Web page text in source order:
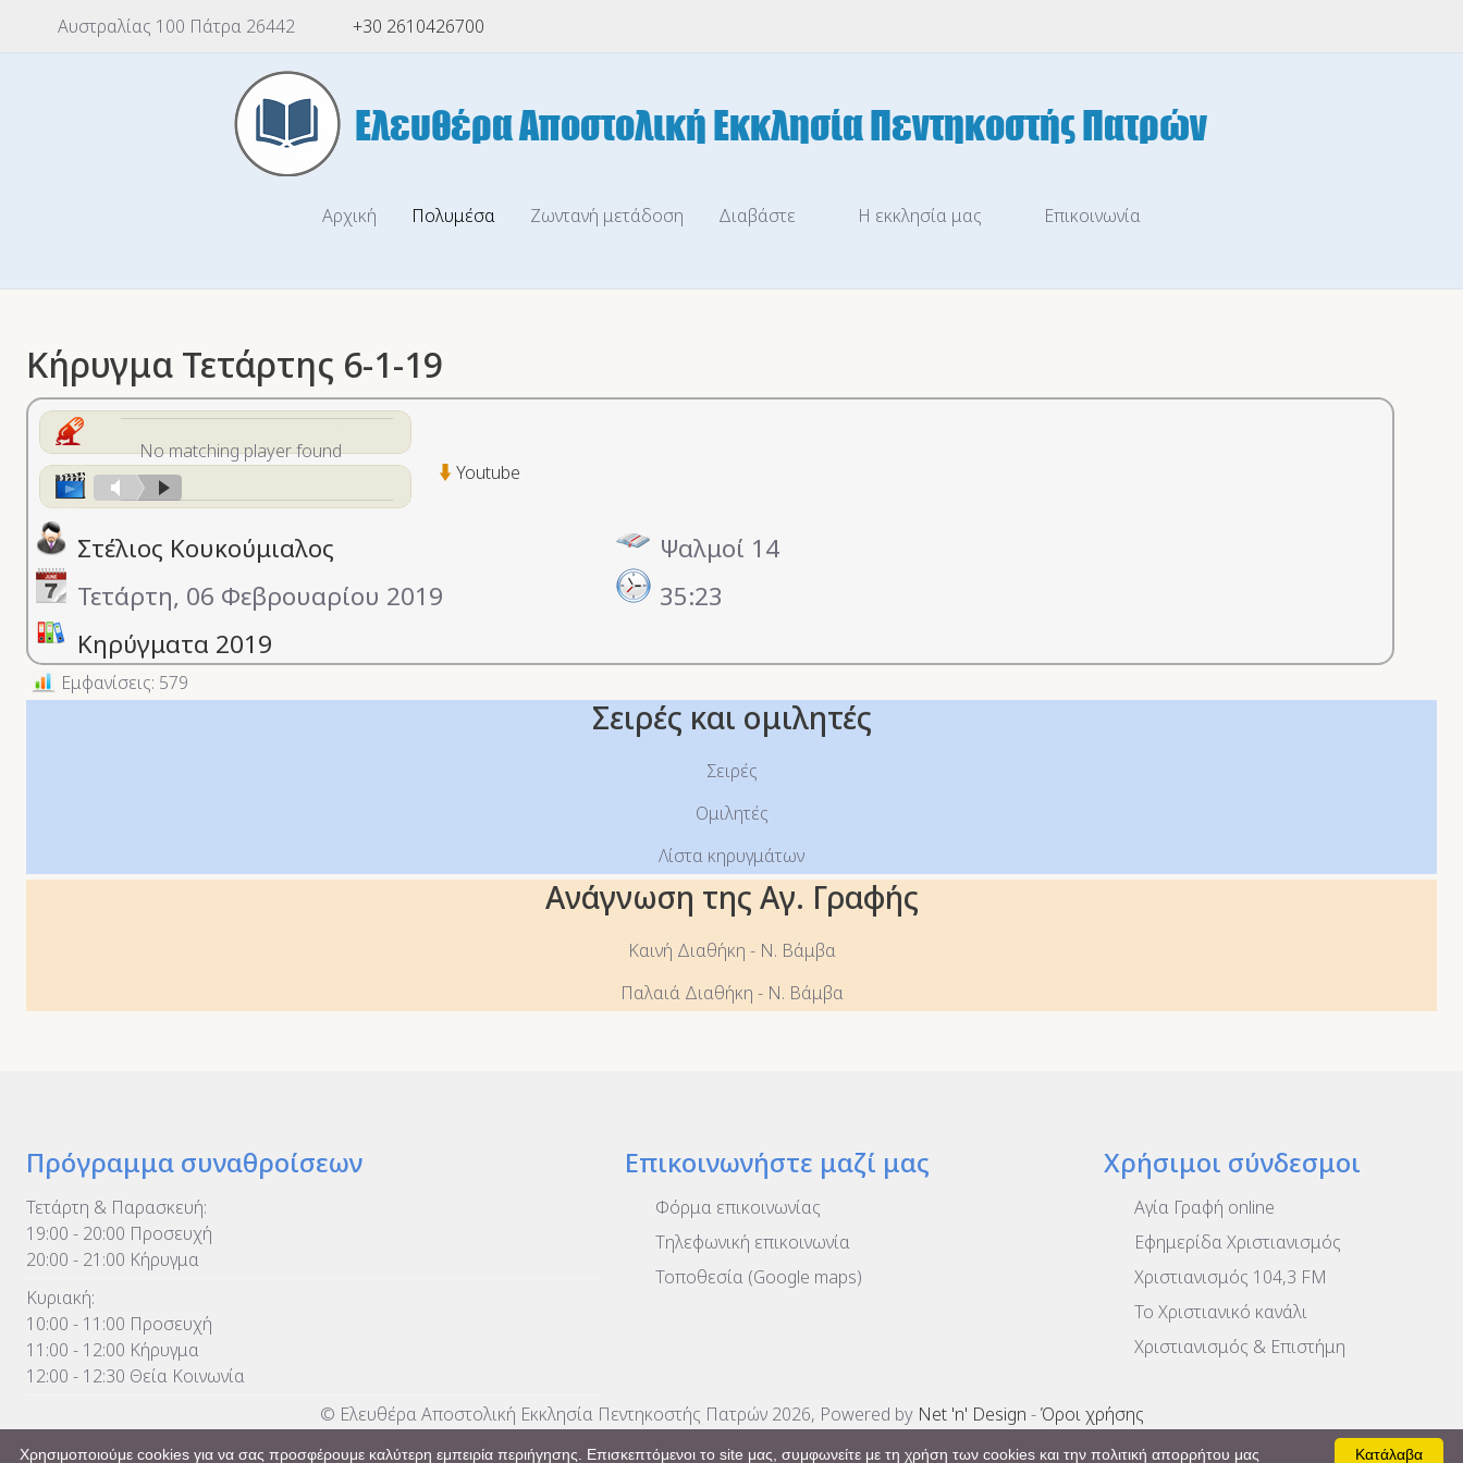
Αυστραλίας 100 Πάτρα 26442 +30 2610426700
Αρχική Πολυμέσα Ζωντανή μετάδοση Διαβάστε Η εκκλησία μας Επικοινωνία
Κήρυγμα Τετάρτης 6-1-19
No matching player found
Youtube
Στέλιος Κουκούμιαλος
Ψαλμοί 14
Τετάρτη, 06 Φεβρουαρίου 2019
35:23
Κηρύγματα 2019
Εμφανίσεις: 579
Σειρές και ομιλητές
Σειρές
Ομιλητές
Λίστα κηρυγμάτων
Ανάγνωση της Αγ. Γραφής
Καινή Διαθήκη - Ν. Βάμβα
Παλαιά Διαθήκη - Ν. Βάμβα
Πρόγραμμα συναθροίσεων
Τετάρτη & Παρασκευή:
19:00 - 20:00 Προσευχή
20:00 - 21:00 Κήρυγμα
Κυριακή:
10:00 - 11:00 Προσευχή
11:00 - 12:00 Κήρυγμα
12:00 - 12:30 Θεία Κοινωνία
Επικοινωνήστε μαζί μας
Φόρμα επικοινωνίας
Τηλεφωνική επικοινωνία
Τοποθεσία (Google maps)
Χρήσιμοι σύνδεσμοι
Αγία Γραφή online
Εφημερίδα Χριστιανισμός
Χριστιανισμός 104,3 FM
To Χριστιανικό κανάλι
Χριστιανισμός & Επιστήμη
© Ελευθέρα Αποστολική Εκκλησία Πεντηκοστής Πατρών 2026, Powered by Net 'n' Design -Όροι χρήσης
Κατάλαβα
Χρησιμοποιούμε cookies για να σας προσφέρουμε καλύτερη εμπειρία περιήγησης. Επισκεπτόμενοι το site μας, συμφωνείτε με τη χρήση των cookies και την πολιτική απορρήτου μας